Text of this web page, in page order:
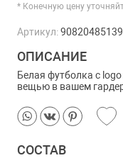
* Конечную цену
Артикул:
ОПИСАНИЕ
Белая футболка с
вещью в вашем
СОСТАВ